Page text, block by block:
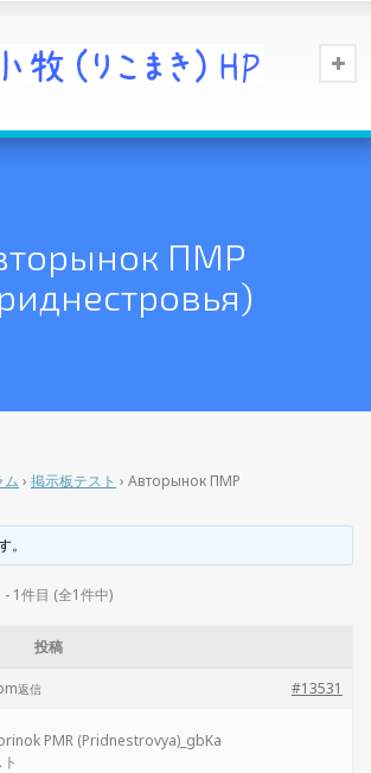
ПМР
ム › 掲示板テスト › Авторынок ПМР
。
1件目 (全1件中)
投稿
#13531
返信
PMR (Pridnestrovya)_gbKa